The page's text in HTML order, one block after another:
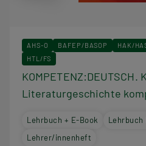
AHS-O BAFEP/BASOP HAK/
HTL/FS
KOMPETENZ:DEUTSCH.
Literaturgeschichte
Lehrbuch + E-Book
Lehrbuch
Lehrer/innenheft